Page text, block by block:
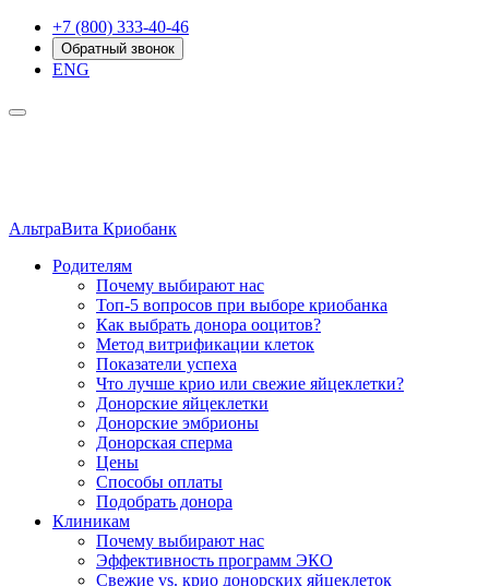
+7 (800) 333-40-46
Обратный звонок
ENG
АльтраВита Криобанк
Родителям
Почему выбирают нас
Топ-5 вопросов при выборе криобанка
Как выбрать донора ооцитов?
Метод витрификации клеток
Показатели успеха
Что лучше крио или свежие яйцеклетки?
Донорские яйцеклетки
Донорские эмбрионы
Донорская сперма
Цены
Способы оплаты
Подобрать донора
Клиникам
Почему выбирают нас
Эффективность программ ЭКО
Свежие vs. крио донорских яйцеклеток